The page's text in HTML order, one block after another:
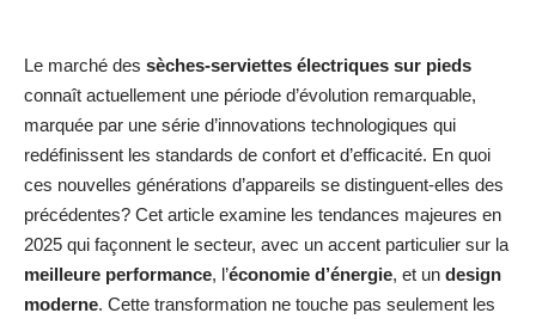
Le marché des sèches-serviettes électriques sur pieds
connaît actuellement une période d’évolution remarquable,
marquée par une série d’innovations technologiques qui
redéfinissent les standards de confort et d’efficacité. En quoi
ces nouvelles générations d’appareils se distinguent-elles des
précédentes? Cet article examine les tendances majeures en
2025 qui façonnent le secteur, avec un accent particulier sur la
meilleure performance, l’économie d’énergie, et un design
moderne. Cette transformation ne touche pas seulement les